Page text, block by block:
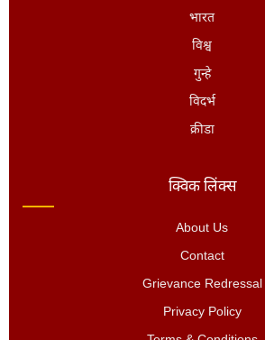
भारत
विश्व
गुन्हे
विदर्भ
क्रीडा
क्विक लिंक्स
About Us
Contact
Grievance Redressal
Privacy Policy